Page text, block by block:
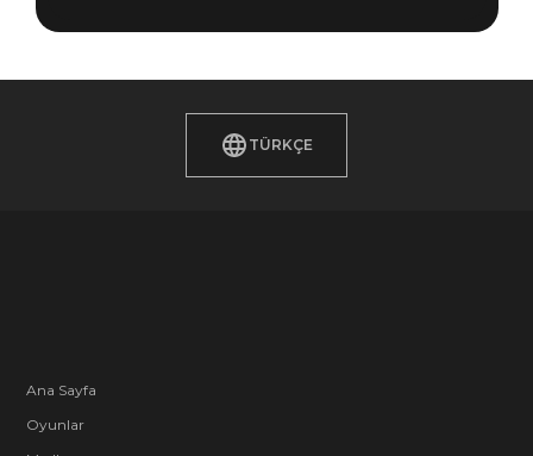
TÜRKÇE
Ana Sayfa
Oyunlar